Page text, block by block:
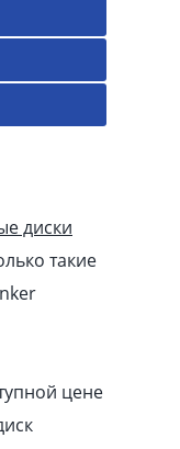
диски
такие
цене